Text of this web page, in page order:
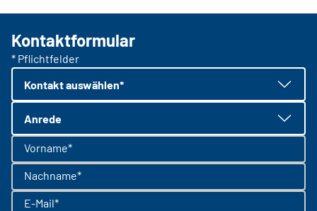
Kontaktformular
* Pflichtfelder
Kontakt auswählen*
Anrede
Vorname*
Nachname*
E-Mail*